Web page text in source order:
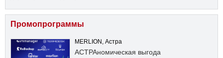
Промопрограммы
MERLION, Астра
АСТРАномическая выгода